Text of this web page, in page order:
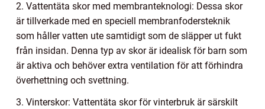
2. Vattentäta skor med membranteknologi: Dessa skor
är tillverkade med en speciell membranfodersteknik
som håller vatten ute samtidigt som de släpper ut fukt
från insidan. Denna typ av skor är idealisk för barn som
är aktiva och behöver extra ventilation för att förhindra
överhettning och svettning.
3. Vinterskor: Vattentäta skor för vinterbruk är särskilt